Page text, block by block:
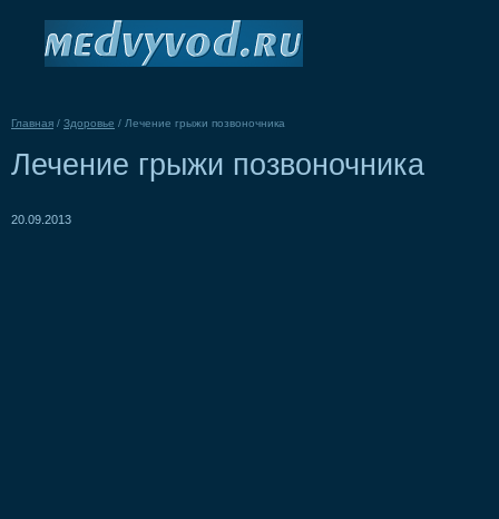
Главная / Здоровье / Лечение грыжи позвоночника
Лечение грыжи позвоночника
20.09.2013